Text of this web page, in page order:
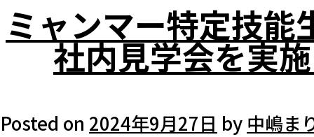
ミャンマー特定技能
社内見学会を実
Posted on 2024年9月27日 by 中嶋ま